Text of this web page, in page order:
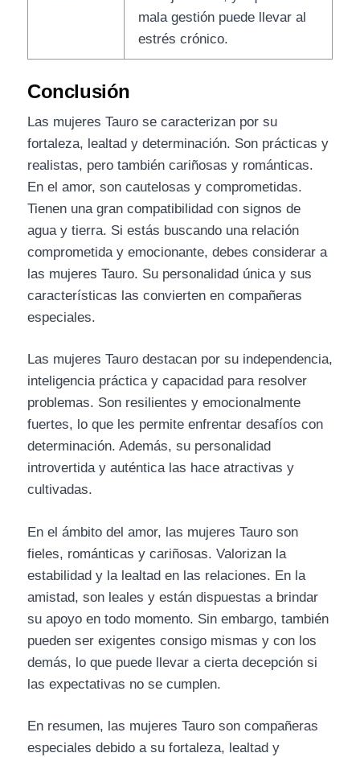
mala gestión puede llevar al
estrés crónico.
Conclusión
Las mujeres Tauro se caracterizan por su
fortaleza, lealtad y determinación. Son prácticas y
realistas, pero también cariñosas y románticas.
En el amor, son cautelosas y comprometidas.
Tienen una gran compatibilidad con signos de
agua y tierra. Si estás buscando una relación
comprometida y emocionante, debes considerar a
las mujeres Tauro. Su personalidad única y sus
características las convierten en compañeras
especiales.
Las mujeres Tauro destacan por su independencia,
inteligencia práctica y capacidad para resolver
problemas. Son resilientes y emocionalmente
fuertes, lo que les permite enfrentar desafíos con
determinación. Además, su personalidad
introvertida y auténtica las hace atractivas y
cultivadas.
En el ámbito del amor, las mujeres Tauro son
fieles, románticas y cariñosas. Valorizan la
estabilidad y la lealtad en las relaciones. En la
amistad, son leales y están dispuestas a brindar
su apoyo en todo momento. Sin embargo, también
pueden ser exigentes consigo mismas y con los
demás, lo que puede llevar a cierta decepción si
las expectativas no se cumplen.
En resumen, las mujeres Tauro son compañeras
especiales debido a su fortaleza, lealtad y